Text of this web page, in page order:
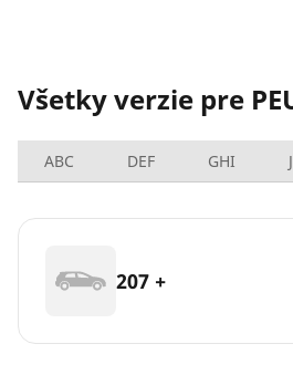
Všetky verzie pre
ABC DEF GHI
207 +